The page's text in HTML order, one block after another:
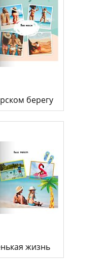
берегу
жизнь